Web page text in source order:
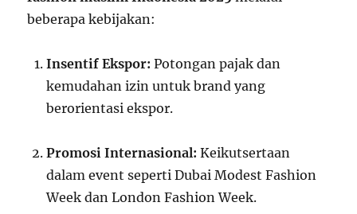
beberapa kebijakan:
Insentif Ekspor: Potongan pajak dan
kemudahan izin untuk brand yang
berorientasi ekspor.
Promosi Internasional: Keikutsertaan
dalam event seperti Dubai Modest Fashion
Week dan London Fashion Week.